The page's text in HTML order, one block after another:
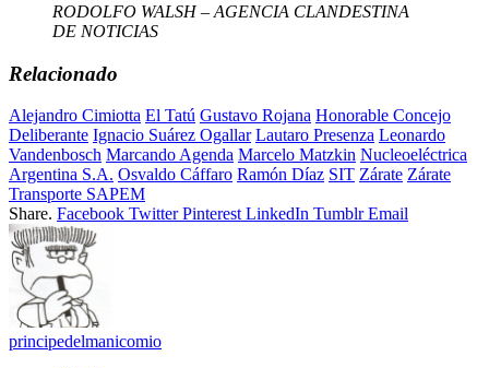
RODOLFO WALSH – AGENCIA CLANDESTINA
DE NOTICIAS
Relacionado
Alejandro Cimiotta El Tatú Gustavo Rojana Honorable Concejo
Deliberante Ignacio Suárez Ogallar Lautaro Presenza Leonardo
Vandenbosch Marcando Agenda Marcelo Matzkin Nucleoeléctrica
Argentina S.A. Osvaldo Cáffaro Ramón Díaz SIT Zárate Zárate
Transporte SAPEM
Share. Facebook Twitter Pinterest LinkedIn Tumblr Email
principedelmanicomio